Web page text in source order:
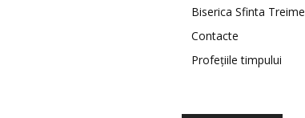
Biserica Sfinta Treime
Contacte
Profețiile timpului